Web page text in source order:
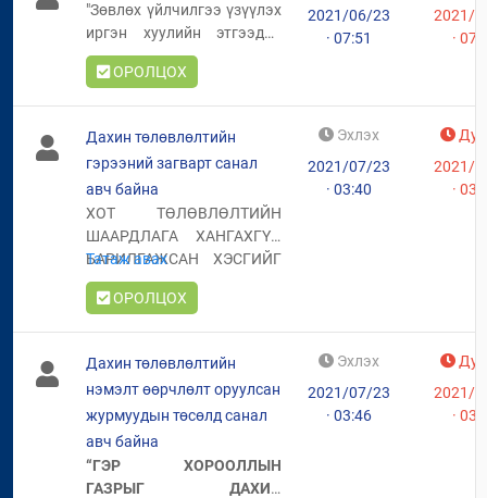
"Зөвлөх үйлчилгээ үзүүлэх
иргэн хуулийн этгээдэд
тавих шаардлага, бүртгэх
журам"-ын төсөлд санал
ОРОЛЦОХ
2021/06/23
· 07:51
2021/
·
Дахин төлөвлөлтийн
гэрээний загварт санал
авч байна
ХОТ ТӨЛӨВЛӨЛТИЙН
ШААРДЛАГА ХАНГАХГҮЙ
БАРИЛГАЖСАН ХЭСГИЙГ
ДАХИН ТӨЛӨВЛӨН
БАРИЛГАЖУУЛАХ
ГУРВАН ТАЛТ ГЭРЭЭНИЙ
ҮЛГЭРЧИЛСЭН ЗАГВАР
Татаж авах
ОРОЛЦОХ
Эхлэх
2021/07/23
· 03:40
2021/
·
Дахин төлөвлөлтийн
нэмэлт өөрчлөлт оруулсан
журмуудын төсөлд санал
авч байна
“ГЭР ХОРООЛЛЫН
ГАЗРЫГ ДАХИН
Эхлэх
2021/07/23
· 03:46
2021/
·